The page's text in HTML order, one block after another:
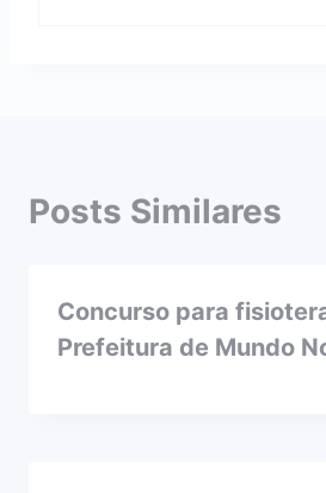
Posts Similares
Concurso para
Prefeitura de Mundo